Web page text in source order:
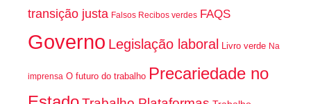
transição justa Falsos Recibos verdes FAQS
Governo Legislação laboral Livro verde Na
imprensa O futuro do trabalho Precariedade no